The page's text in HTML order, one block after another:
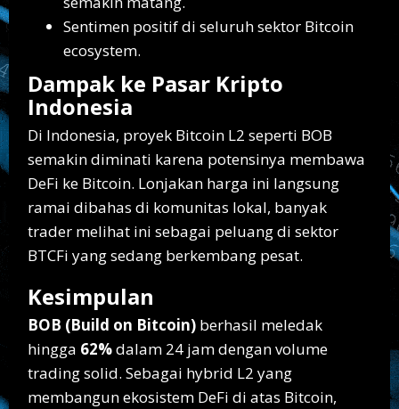
Sentimen positif di seluruh sektor Bitcoin
ecosystem.
Dampak ke Pasar Kripto
Indonesia
Di Indonesia, proyek Bitcoin L2 seperti BOB
semakin diminati karena potensinya membawa
DeFi ke Bitcoin. Lonjakan harga ini langsung
ramai dibahas di komunitas lokal, banyak
trader melihat ini sebagai peluang di sektor
BTCFi yang sedang berkembang pesat.
Kesimpulan
BOB (Build on Bitcoin) berhasil meledak
hingga 62%dalam 24 jam dengan volume
trading solid. Sebagai hybrid L2 yang
membangun ekosistem DeFi di atas Bitcoin,